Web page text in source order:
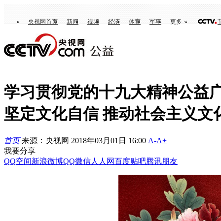
央视网首页 新闻 视频 经济 体育 军事 更多
学习贯彻党的十九大精神公益
坚定文化自信 推动社会主义文
首页 来源：央视网 2018年03月01日 16:00 A-A+
我要分享
QQ空间新浪微博QQ微信人人网百度贴吧腾讯朋友